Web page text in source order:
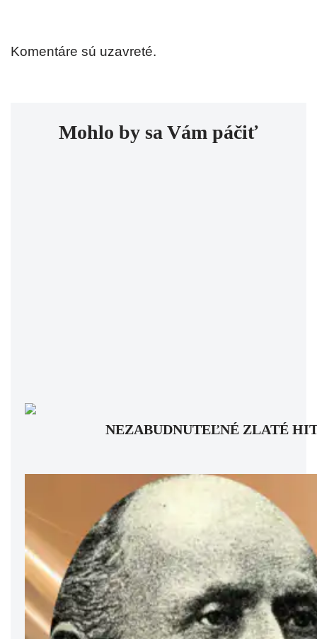
Komentáre sú uzavreté.
Mohlo by sa Vám páčiť
NEZABUDNUTEĽNÉ ZLATÉ